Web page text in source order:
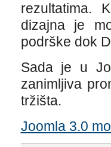
rezultatima.
dizajna je
podrške dok
Sada je u
zanimljiva
tržišta.
Joomla 3.0